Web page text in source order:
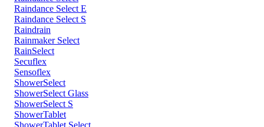
Raindance Select E
Raindance Select S
Raindrain
Rainmaker Select
RainSelect
Secuflex
Sensoflex
ShowerSelect
ShowerSelect Glass
ShowerSelect S
ShowerTablet
ShowerTablet Select